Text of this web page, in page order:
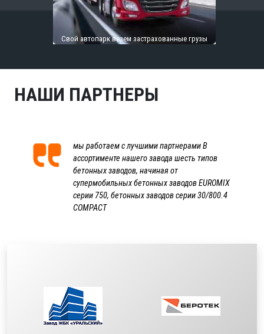
Свой автопарк везем застрахованные грузы
НАШИ ПАРТНЕРЫ
мы работаем с лучшими партнерами В
ассортименте нашего завода шесть типов
бетонных заводов, начиная от
супермобильных бетонных заводов EUROMIX
серии 750, бетонных заводов серии 30/800.4
COMPACT